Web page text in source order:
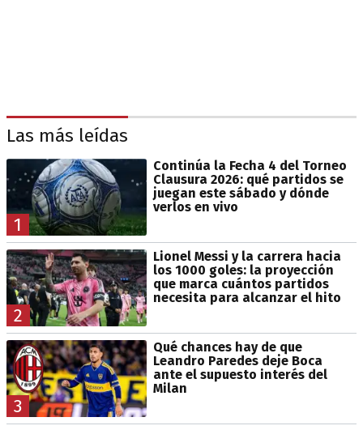
Las más leídas
1
Continúa la Fecha 4 del Torneo
Clausura 2026: qué partidos se
juegan este sábado y dónde
verlos en vivo
2
Lionel Messi y la carrera hacia
los 1000 goles: la proyección
que marca cuántos partidos
necesita para alcanzar el hito
3
Qué chances hay de que
Leandro Paredes deje Boca
ante el supuesto interés del
Milan